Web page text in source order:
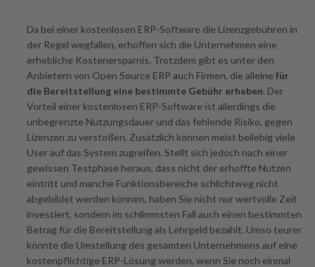
Da bei einer kostenlosen ERP-Software die Lizenzgebühren in
der Regel wegfallen, erhoffen sich die Unternehmen eine
erhebliche Kostenersparnis. Trotzdem gibt es unter den
Anbietern von Open Source ERP auch Firmen, die alleine für
die Bereitstellung eine bestimmte Gebühr erheben. Der
Vorteil einer kostenlosen ERP-Software ist allerdings die
unbegrenzte Nutzungsdauer und das fehlende Risiko, gegen
Lizenzen zu verstoßen. Zusätzlich können meist beliebig viele
User auf das System zugreifen. Stellt sich jedoch nach einer
gewissen Testphase heraus, dass nicht der erhoffte Nutzen
eintritt und manche Funktionsbereiche schlichtweg nicht
abgebildet werden können, haben Sie nicht nur wertvolle Zeit
investiert, sondern im schlimmsten Fall auch einen bestimmten
Betrag für die Bereitstellung als Lehrgeld bezahlt. Umso teurer
könnte die Umstellung des gesamten Unternehmens auf eine
kostenpflichtige ERP-Lösung werden, wenn Sie noch einmal